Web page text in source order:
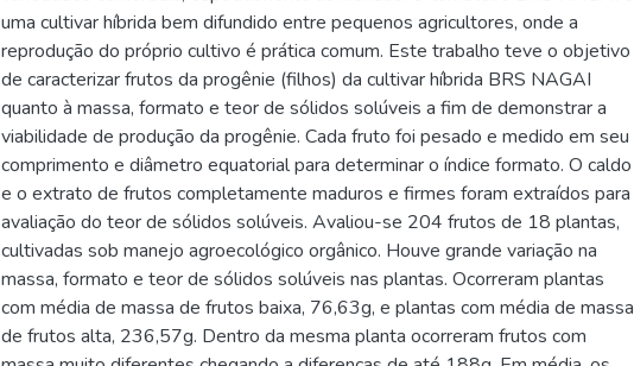
uma cultivar híbrida bem difundido entre pequenos agricultores, onde a
reprodução do próprio cultivo é prática comum. Este trabalho teve o objetivo
de caracterizar frutos da progênie (filhos) da cultivar híbrida BRS NAGAI
quanto à massa, formato e teor de sólidos solúveis a fim de demonstrar a
viabilidade de produção da progênie. Cada fruto foi pesado e medido em seu
comprimento e diâmetro equatorial para determinar o índice formato. O caldo
e o extrato de frutos completamente maduros e firmes foram extraídos para
avaliação do teor de sólidos solúveis. Avaliou-se 204 frutos de 18 plantas,
cultivadas sob manejo agroecológico orgânico. Houve grande variação na
massa, formato e teor de sólidos solúveis nas plantas. Ocorreram plantas
com média de massa de frutos baixa, 76,63g, e plantas com média de massa
de frutos alta, 236,57g. Dentro da mesma planta ocorreram frutos com